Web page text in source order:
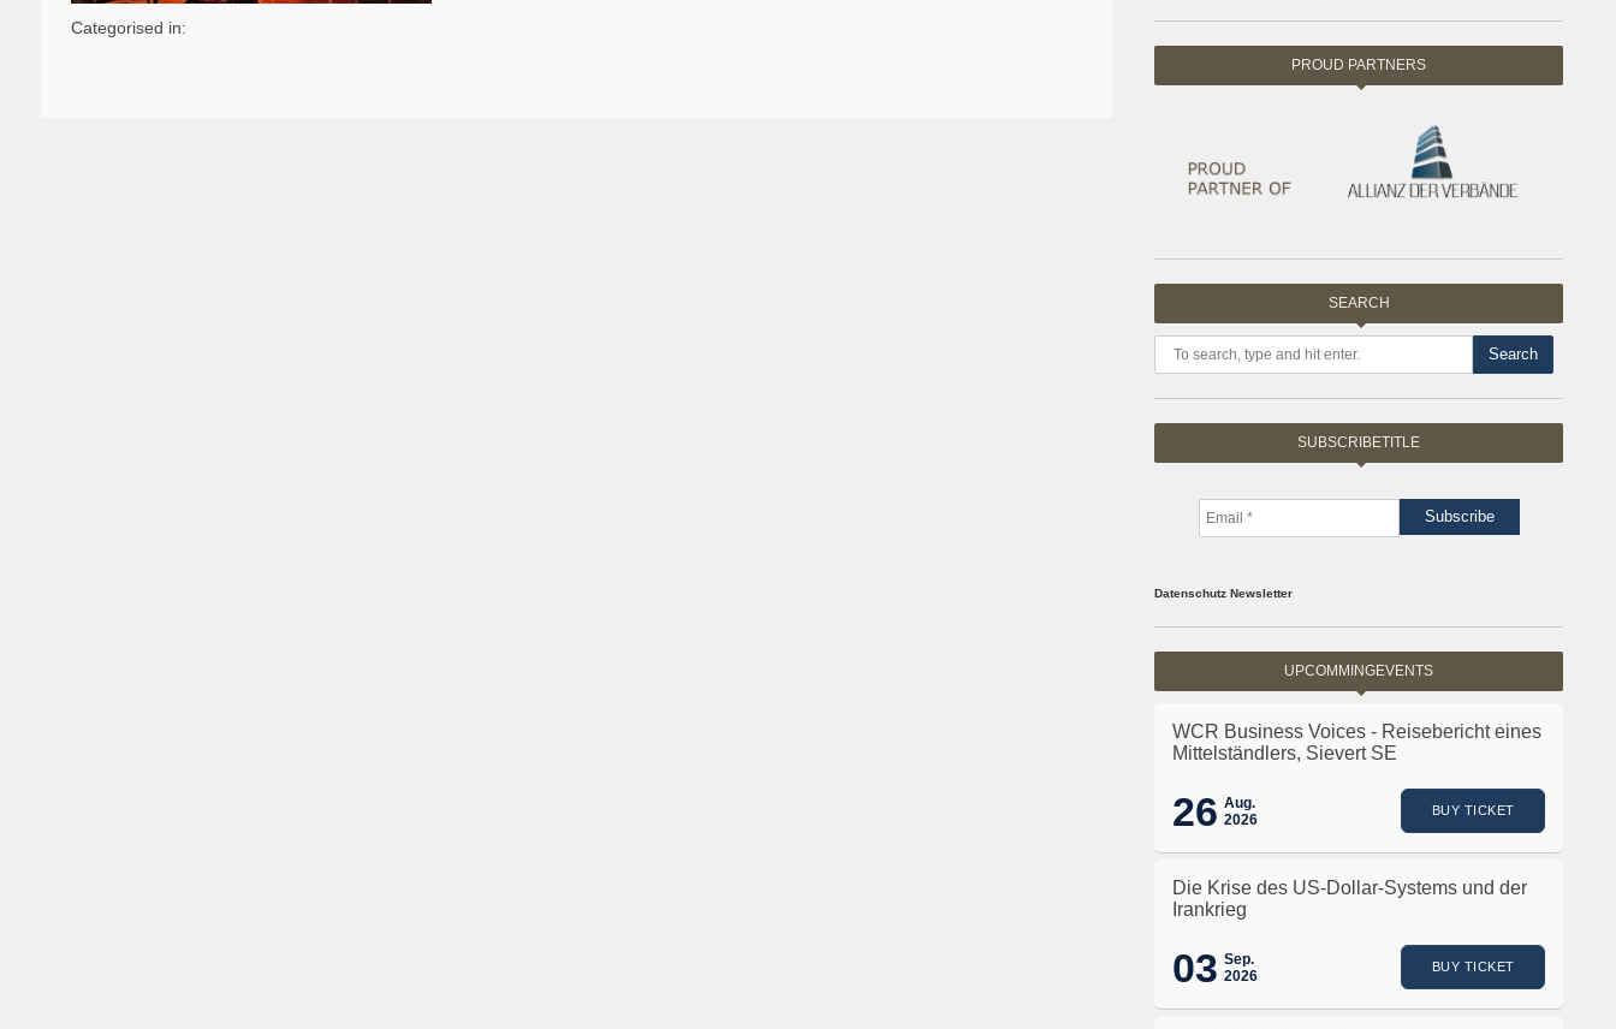
Categorised in:
PROUD PARTNERS
SEARCH
Search
SUBSCRIBETITLE
Datenschutz Newsletter
UPCOMMINGEVENTS
WCR Business Voices - Reisebericht eines
Mittelständlers, Sievert SE
26 Aug.
2026
BUY TICKET
Die Krise des US-Dollar-Systems und der
Irankrieg
03 Sep.
2026
BUY TICKET